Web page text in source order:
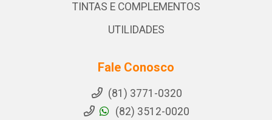
TINTAS E COMPLEMENTOS
UTILIDADES
Fale Conosco
(81) 3771-0320
(82) 3512-0020